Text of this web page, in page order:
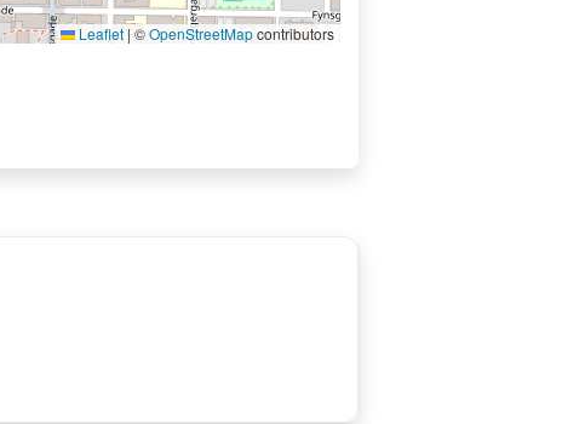
Leaflet | ©OpenStreetMapcontributors